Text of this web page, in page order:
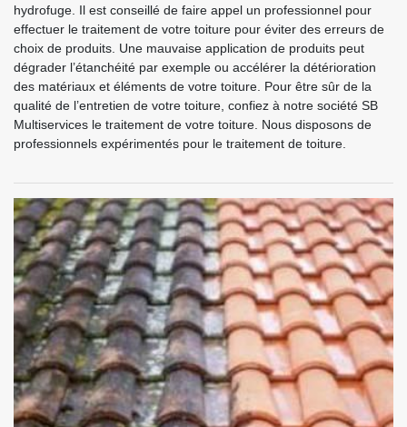
hydrofuge. Il est conseillé de faire appel un professionnel pour
effectuer le traitement de votre toiture pour éviter des erreurs de
choix de produits. Une mauvaise application de produits peut
dégrader l’étanchéité par exemple ou accélérer la détérioration
des matériaux et éléments de votre toiture. Pour être sûr de la
qualité de l’entretien de votre toiture, confiez à notre société SB
Multiservices le traitement de votre toiture. Nous disposons de
professionnels expérimentés pour le traitement de toiture.